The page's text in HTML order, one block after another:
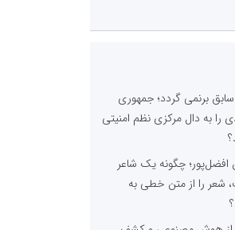
برنمی گردد؛ جمهوری
را به دال مرکزی نظم امنیتی
افضل‌پور؛ چگونه یک شاعر
شعر را از متن خطی به